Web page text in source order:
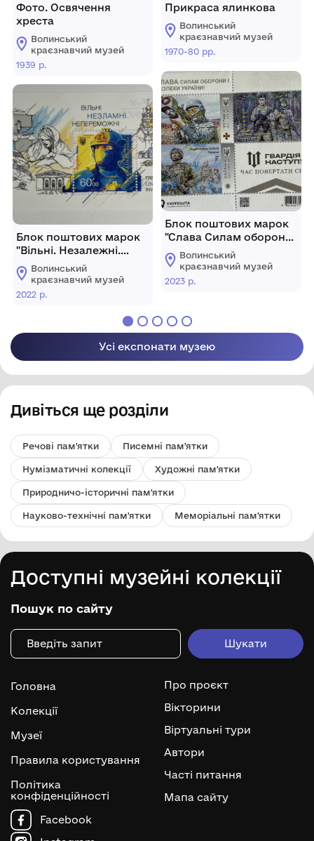
Фото. Освячення
хреста
Волинський
краєзнавчий музей
1939 р.
Блок поштових марок
"Вільні. Незалежні.
Непереможні."
Волинський
краєзнавчий музей
2022 р.
Прикраса ялинкова
Волинський
краєзнавчий музей
1970-80 рр.
Блок поштових марок
"Слава Силам оборони і
безпеки України!
Гвардія наступу".
Волинський
краєзнавчий музей
2023 р.
Усі експонати музею
Дивіться ще розділи
Речові пам'ятки Писемні пам'ятки
Нумізматичні колекції Художні пам'ятки
Природничо-історичні пам'ятки
Науково-технічні пам'ятки Меморіальні пам'ятки
Доступні музейні колекції
Пошук по сайту
Головна
Колекції
Музеї
Правила користування
Політика
конфіденційності
Про проєкт
Вікторини
Віртуальні тури
Автори
Часті питання
Мапа сайту
Facebook